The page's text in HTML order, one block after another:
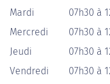
Mardi
07h30 à
Mercredi
07h30 à
Jeudi
07h30 à
Vendredi
07h30 à